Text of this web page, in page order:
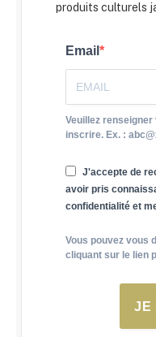
produits culturels
Email
Veuillez
inscrire. Ex. :
J'accepte de
avoir pris
confidentialité et
Vous pouvez vous
cliquant sur le lien
JE